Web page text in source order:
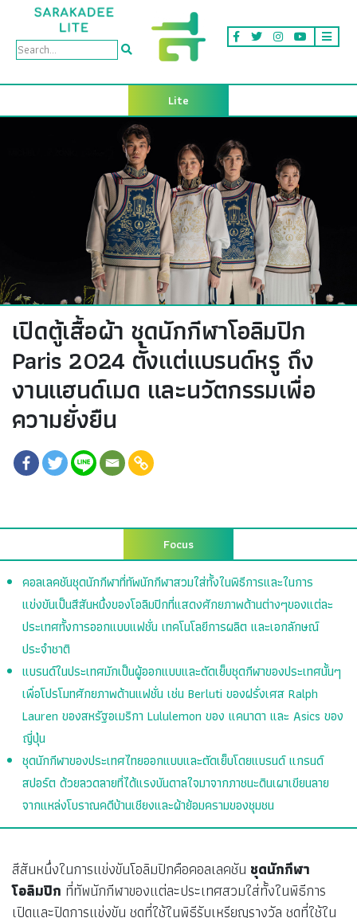
Lite
เปิดตู้เสื้อผ้า ชุดนักกีฬาโอลิมปิก
Paris 2024 ตั้งแต่แบรนด์หรู ถึง
งานแฮนด์เมด และนวัตกรรมเพื่อ
ความยั่งยืน
Focus
คอลเลคชันชุดนักกีฬาที่ทัพนักกีฬาสวมใส่ทั้งในพิธีการและในการ
แข่งขันเป็นสีสันหนึ่งของโอลิมปิกที่แสดงศักยภาพด้านต่างๆของแต่ละ
ประเทศทั้งการออกแบบแฟชั่น เทคโนโลยีการผลิต และเอกลักษณ์
ประจำชาติ
แบรนด์ในประเทศมักเป็นผู้ออกแบบและตัดเย็บชุดกีฬาของประเทศนั้นๆ
เพื่อโปรโมทศักยภาพด้านแฟชั่น เช่น Berluti ของฝรั่งเศส Ralph
Lauren ของสหรัฐอเมริกา Lululemon ของ แคนาดา และ Asics ของ
ญี่ปุ่น
ชุดนักกีฬาของประเทศไทยออกแบบและตัดเย็บโดยแบรนด์ แกรนด์
สปอร์ต ด้วยลวดลายที่ได้แรงบันดาลใจมาจากภาชนะดินเผาเขียนลาย
จากแหล่งโบราณคดีบ้านเชียงและผ้าย้อมครามของชุมชน
สีสันหนึ่งในการแข่งขันโอลิมปิกคือคอลเลคชัน ชุดนักกีฬา
โอลิมปิก ที่ทัพนักกีฬาของแต่ละประเทศสวมใส่ทั้งในพิธีการ
เปิดและปิดการแข่งขัน ชุดที่ใช้ในพิธีรับเหรียญรางวัล ชุดที่ใช้ใน